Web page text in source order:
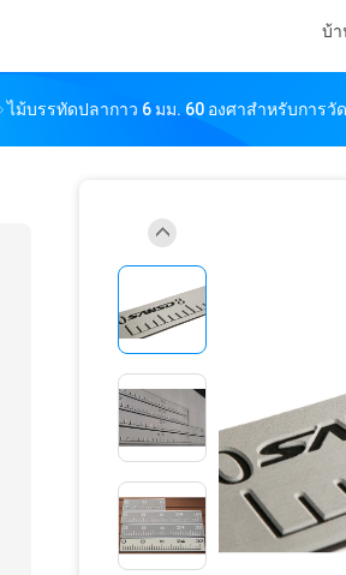
บ้
ไม้บรรทัดปลากาว 6 มม. 60 องศาสำหรับการวัด